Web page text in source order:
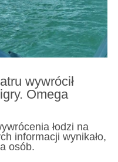
wywrócił
Omega
łodzi na
informacji wynikało,
osób.